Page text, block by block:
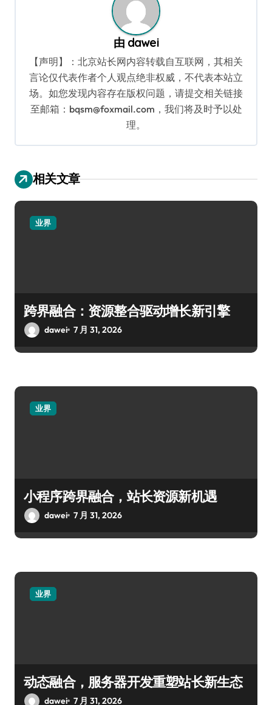
由 dawei
【声明】：北京站长网内容转载自互联网，其相关
言论仅代表作者个人观点绝非权威，不代表本站立
场。如您发现内容存在版权问题，请提交相关链接
至邮箱：bqsm@foxmail.com，我们将及时予以处
理。
相关文章
业界
跨界融合：资源整合驱动增长新引擎
dawei 7 月 31, 2026
业界
小程序跨界融合，站长资源新机遇
dawei 7 月 31, 2026
业界
动态融合，服务器开发重塑站长新生态
dawei 7 月 31, 2026